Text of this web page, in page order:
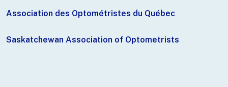
Association des Optométristes du Québec
Saskatchewan Association of Optometrists